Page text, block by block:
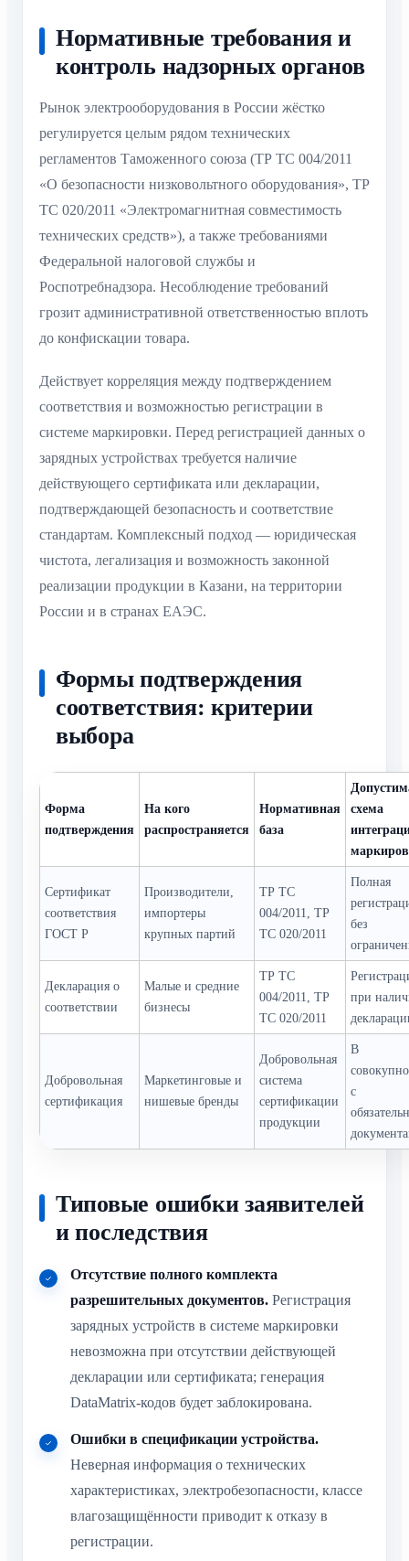
Нормативные требования и
контроль надзорных органов
Рынок электрооборудования в России жёстко
регулируется целым рядом технических
регламентов Таможенного союза (ТР ТС 004/2011
«О безопасности низковольтного оборудования», ТР
ТС 020/2011 «Электромагнитная совместимость
технических средств»), а также требованиями
Федеральной налоговой службы и
Роспотребнадзора. Несоблюдение требований
грозит административной ответственностью вплоть
до конфискации товара.
Действует корреляция между подтверждением
соответствия и возможностью регистрации в
системе маркировки. Перед регистрацией данных о
зарядных устройствах требуется наличие
действующего сертификата или декларации,
подтверждающей безопасность и соответствие
стандартам. Комплексный подход — юридическая
чистота, легализация и возможность законной
реализации продукции в Казани, на территории
России и в странах ЕАЭС.
Формы подтверждения
соответствия: критерии
выбора
Форма
подтверждения
На кого
распространяется
Нормативная
база
схема
Сертификат
соответствия
ГОСТ Р
Производители,
импортеры
крупных партий
ТР ТС
004/2011, ТР
ТС 020/2011
Полная
без
Декларация о
соответствии
Малые и средние
бизнесы
ТР ТС
004/2011, ТР
ТС 020/2011
при
Добровольная
сертификация
Маркетинговые и
нишевые бренды
Добровольная
система
сертификации
продукции
В
с
Типовые ошибки заявителей
и последствия
Отсутствие полного комплекта
разрешительных документов. Регистрация
зарядных устройств в системе маркировки
невозможна при отсутствии действующей
декларации или сертификата; генерация
DataMatrix-кодов будет заблокирована.
Ошибки в спецификации устройства.
Неверная информация о технических
характеристиках, электробезопасности, классе
влагозащищённости приводит к отказу в
регистрации.